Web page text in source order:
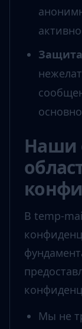
Наши
В temp-
Мы не